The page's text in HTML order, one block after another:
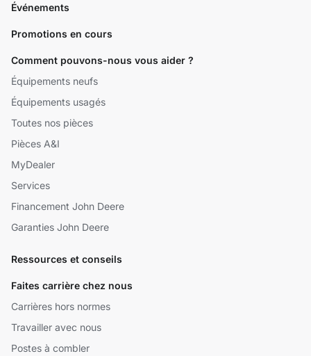
Événements
Promotions en cours
Comment pouvons-nous vous aider ?
Équipements neufs
Équipements usagés
Toutes nos pièces
Pièces A&I
MyDealer
Services
Financement John Deere
Garanties John Deere
Ressources et conseils
Faites carrière chez nous
Carrières hors normes
Travailler avec nous
Postes à combler